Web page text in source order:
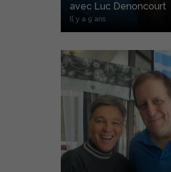
avec Luc Denoncourt
Il y a 9 ans